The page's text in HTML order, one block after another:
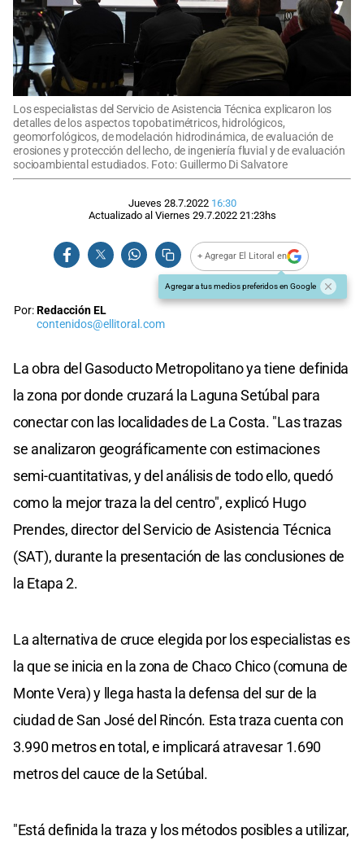
Los especialistas del Servicio de Asistencia Técnica explicaron los
detalles de los aspectos topobatimétricos, hidrológicos,
geomorfológicos, de modelación hidrodinámica, de evaluación de
erosiones y protección del lecho, de ingeniería fluvial y de evaluación
socioambiental estudiados. Foto: Guillermo Di Salvatore
Jueves 28.7.2022 16:30
Actualizado al Viernes 29.7.2022 21:23hs
+ Agregar El Litoral en
Agregar a tus medios preferidos en Google
Por:Redacción EL
contenidos@ellitoral.com
La obra del Gasoducto Metropolitano ya tiene definida
la zona por donde cruzará la Laguna Setúbal para
conectar con las localidades de La Costa. "Las trazas
se analizaron geográficamente con estimaciones
semi-cuantitativas, y del análisis de todo ello, quedó
como la mejor traza la del centro", explicó Hugo
Prendes, director del Servicio de Asistencia Técnica
(SAT), durante la presentación de las conclusiones de
la Etapa 2.
La alternativa de cruce elegida por los especialistas es
la que se inicia en la zona de Chaco Chico (comuna de
Monte Vera) y llega hasta la defensa del sur de la
ciudad de San José del Rincón. Esta traza cuenta con
3.990 metros en total, e implicará atravesar 1.690
metros del cauce de la Setúbal.
"Está definida la traza y los métodos posibles a utilizar,